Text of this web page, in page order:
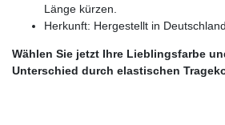
Länge kürzen.
Herkunft: Hergestellt in Deutschland
Wählen Sie jetzt Ihre Lieblingsfarbe
Unterschied durch elastischen